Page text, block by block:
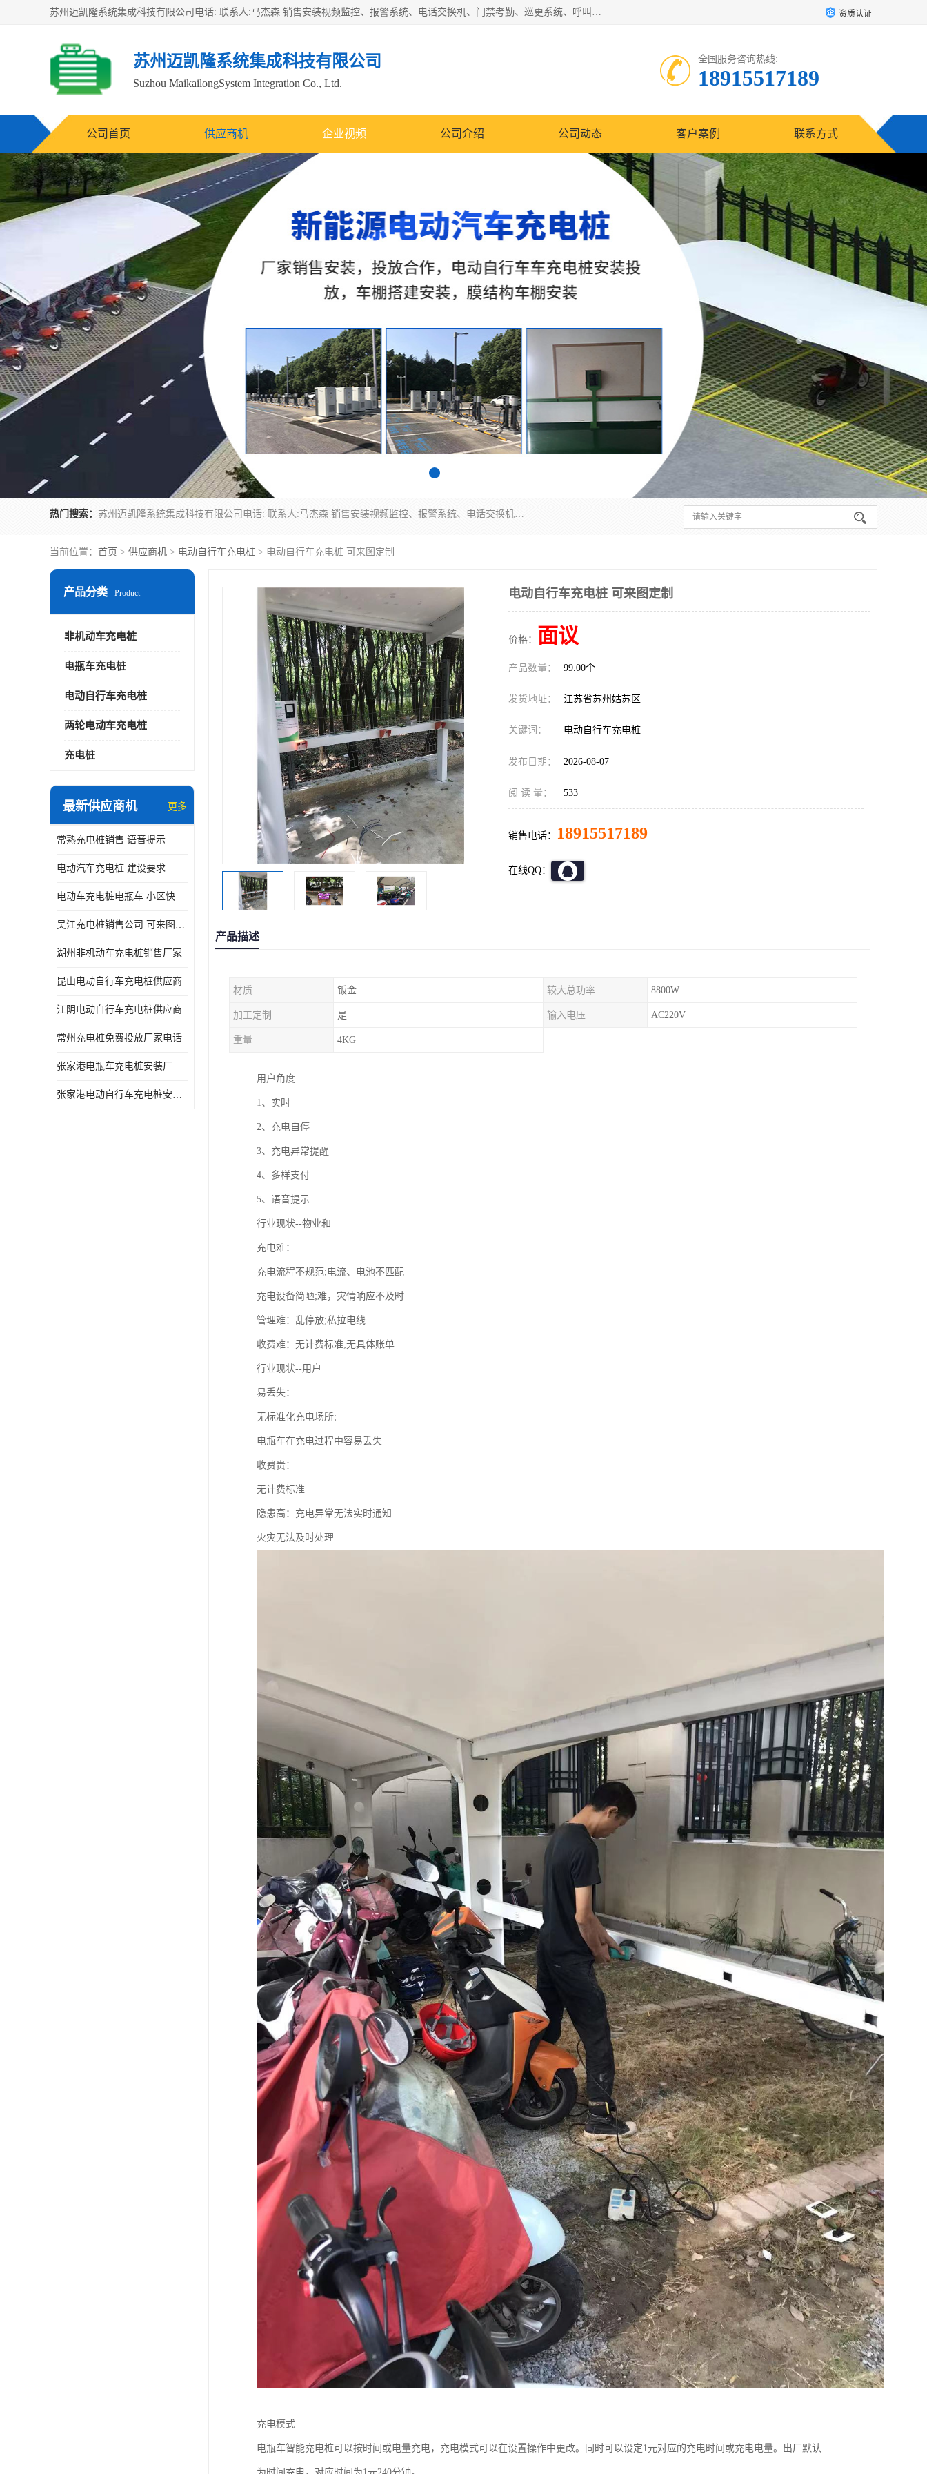
苏州迈凯隆系统集成科技有限公司电话: 联系人:马杰森 销售安装视频监控、报警系统、电话交换机、门禁考勤、巡更系统、呼叫对讲系统、停车场道闸、智能家居、广播系统、综合布线、办公设备、电子商务软件、网络工程、酒店门锁系列 系统集成、VOD视频点播、LED显示屏、节能产品、USP电源、收银机等弱电及智能化项目。 资质认证
苏州迈凯隆系统集成科技有限公司
Suzhou MaikailongSystem Integration Co., Ltd.
全国服务咨询热线:
18915517189
公司首页 供应商机 企业视频 公司介绍 公司动态 客户案例 联系方式
热门搜索： 苏州迈凯隆系统集成科技有限公司电话: 联系人:马杰森 销售安装视频监控、报警系统、电话交换机、门禁考勤、巡更系统、呼叫对讲系统、停车场道闸、智能家居、广播系统、综合布线、办公设备、电子商务软件、网络工程、酒店门锁系列 系统集成、VOD视频点播、LED显示屏、节能产品、USP电源、收银机等弱电及智能化项目。
当前位置： 首页 > 供应商机 > 电动自行车充电桩 > 电动自行车充电桩 可来图定制
产品分类 Product
非机动车充电桩
电瓶车充电桩
电动自行车充电桩
两轮电动车充电桩
充电桩
最新供应商机 更多
常熟充电桩销售 语音提示
电动汽车充电桩 建设要求
电动车充电桩电瓶车 小区快速电动自行车充电站
吴江充电桩销售公司 可来图定制
湖州非机动车充电桩销售厂家
昆山电动自行车充电桩供应商
江阴电动自行车充电桩供应商
常州充电桩免费投放厂家电话
张家港电瓶车充电桩安装厂家电话
张家港电动自行车充电桩安装供货商
电动自行车充电桩 可来图定制
价格： 面议
产品数量： 99.00个
发货地址： 江苏省苏州姑苏区
关键词： 电动自行车充电桩
发布日期： 2026-08-07
阅 读 量： 533
销售电话： 18915517189
在线QQ：
产品描述
材质 钣金 较大总功率 8800W
加工定制 是 输入电压 AC220V
重量 4KG
用户角度
1、实时
2、充电自停
3、充电异常提醒
4、多样支付
5、语音提示
行业现状--物业和
充电难：
充电流程不规范;电流、电池不匹配
充电设备简陋;难，灾情响应不及时
管理难：乱停放;私拉电线
收费难：无计费标准;无具体账单
行业现状--用户
易丢失：
无标准化充电场所;
电瓶车在充电过程中容易丢失
收费贵：
无计费标准
隐患高：充电异常无法实时通知
火灾无法及时处理
充电模式
电瓶车智能充电桩可以按时间或电量充电，充电模式可以在设置操作中更改。同时可以设定1元对应的充电时间或充电电量。出厂默认